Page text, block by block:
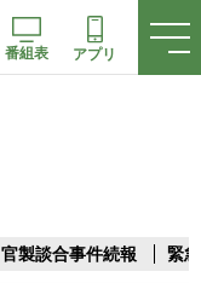
番組表 アプリ
官製談合事件続報 緊